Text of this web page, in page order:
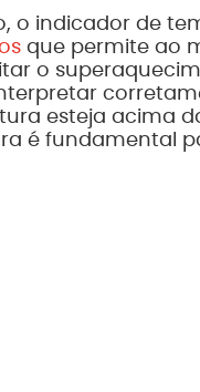
o indicador de
que permite ao
o
esteja acima
é fundamental